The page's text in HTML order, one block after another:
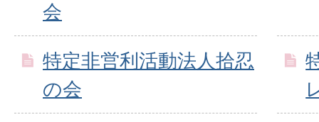
会
特定非営利活動法人拾忍
の会